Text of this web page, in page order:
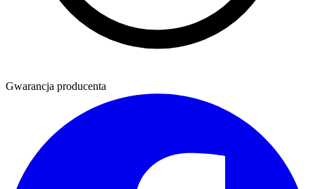
Gwarancja producenta